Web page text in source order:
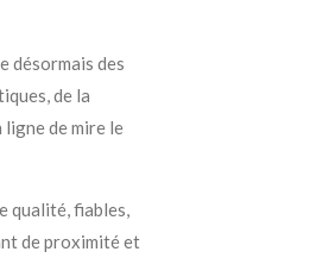
désormais des
de la
de mire le
qualité, fiables,
de proximité et